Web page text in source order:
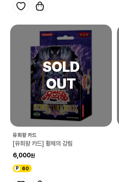
유희왕 카드
[유희왕 카드] 황제의 강림
6,000
60